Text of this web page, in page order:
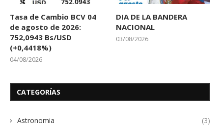
Tasa de Cambio BCV 04
de agosto de 2026:
752,0943 Bs/USD
(+0,4418%)
04/08/2026
DIA DE LA BANDERA
NACIONAL
03/08/2026
CATEGORÍAS
Astronomia (3)